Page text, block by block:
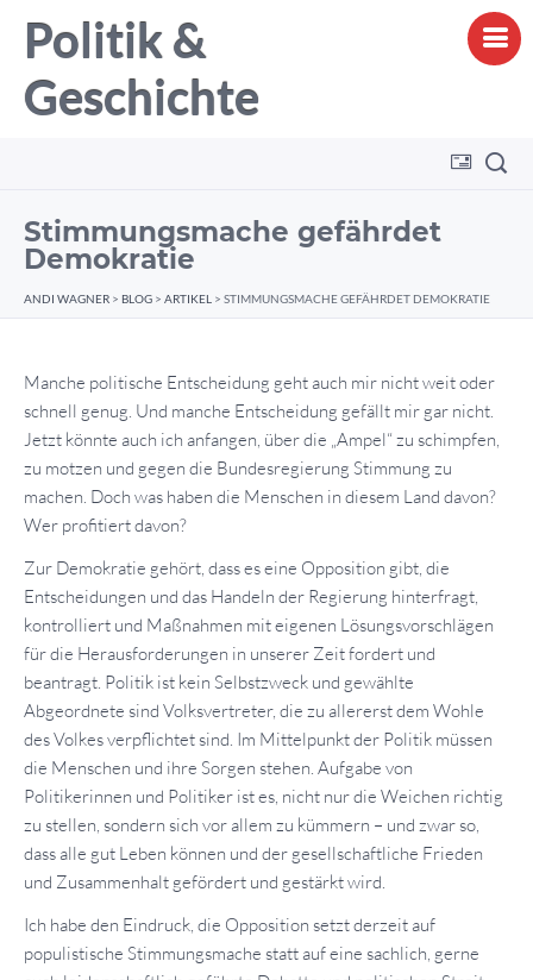
Politik &
Geschichte
Stimmungsmache gefährdet
Demokratie
ANDI WAGNER > BLOG > ARTIKEL > STIMMUNGSMACHE GEFÄHRDET DEMOKRATIE
Manche politische Entscheidung geht auch mir nicht weit oder
schnell genug. Und manche Entscheidung gefällt mir gar nicht.
Jetzt könnte auch ich anfangen, über die „Ampel“ zu schimpfen,
zu motzen und gegen die Bundesregierung Stimmung zu
machen. Doch was haben die Menschen in diesem Land davon?
Wer profitiert davon?
Zur Demokratie gehört, dass es eine Opposition gibt, die
Entscheidungen und das Handeln der Regierung hinterfragt,
kontrolliert und Maßnahmen mit eigenen Lösungsvorschlägen
für die Herausforderungen in unserer Zeit fordert und
beantragt. Politik ist kein Selbstzweck und gewählte
Abgeordnete sind Volksvertreter, die zu allererst dem Wohle
des Volkes verpflichtet sind. Im Mittelpunkt der Politik müssen
die Menschen und ihre Sorgen stehen. Aufgabe von
Politikerinnen und Politiker ist es, nicht nur die Weichen richtig
zu stellen, sondern sich vor allem zu kümmern – und zwar so,
dass alle gut Leben können und der gesellschaftliche Frieden
und Zusammenhalt gefördert und gestärkt wird.
Ich habe den Eindruck, die Opposition setzt derzeit auf
populistische Stimmungsmache statt auf eine sachlich, gerne